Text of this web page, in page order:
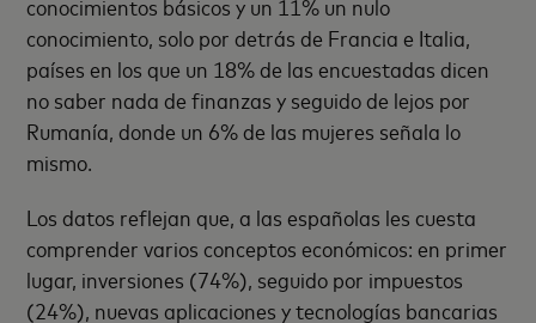
conocimientos básicos y un 11% un nulo
conocimiento, solo por detrás de Francia e Italia,
países en los que un 18% de las encuestadas dicen
no saber nada de finanzas y seguido de lejos por
Rumanía, donde un 6% de las mujeres señala lo
mismo.
Los datos reflejan que, a las españolas les cuesta
comprender varios conceptos económicos: en primer
lugar, inversiones (74%), seguido por impuestos
(24%), nuevas aplicaciones y tecnologías bancarias